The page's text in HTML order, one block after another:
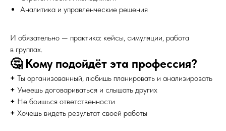
Аналитика и управленческие решения
И обязательно — практика: кейсы, симуляции, работа
в группах.
🤔 Кому подойдёт эта профессия?
+ Ты организованный, любишь планировать и анализировать
+ Умеешь договариваться и слышать других
+ Не боишься ответственности
+ Хочешь видеть результат своей работы